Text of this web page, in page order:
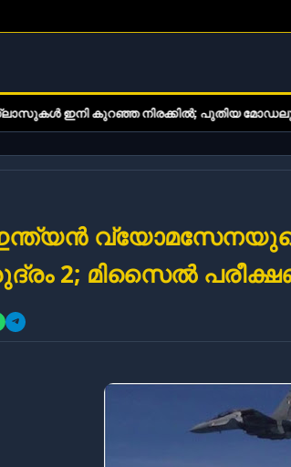
നിരക്കിൽ; പുതിയ മോഡലുകൾ വിപണിയിൽ
2; മിസൈൽ